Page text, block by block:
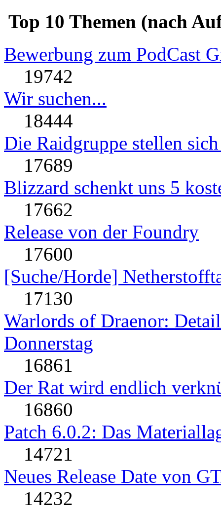
Top 10 Themen (nach
Bewerbung zum PodCast
19742
Wir suchen...
18444
Die Raidgruppe stellen
17689
Blizzard schenkt uns 5
17662
Release von der Foundry
17600
[Suche/Horde]
17130
Warlords of Draenor:
Donnerstag
16861
Der Rat wird endlich
16860
Patch 6.0.2: Das
14721
Neues Release Date von
14232